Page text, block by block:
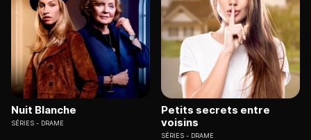
Nuit Blanche
SÉRIES DRAME
Petits secrets entre
voisins
SÉRIES DRAME